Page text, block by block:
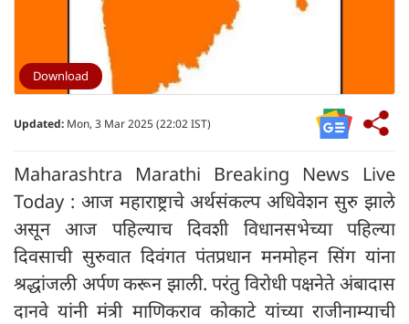
Download
Updated: Mon, 3 Mar 2025 (22:02 IST)
Maharashtra Marathi Breaking News Live
Today : आज महाराष्ट्राचे अर्थसंकल्प अधिवेशन सुरु झाले
असून आज पहिल्याच दिवशी विधानसभेच्या पहिल्या
दिवसाची सुरुवात दिवंगत पंतप्रधान मनमोहन सिंग यांना
श्रद्धांजली अर्पण करून झाली. परंतु विरोधी पक्षनेते अंबादास
दानवे यांनी मंत्री माणिकराव कोकाटे यांच्या राजीनाम्याची